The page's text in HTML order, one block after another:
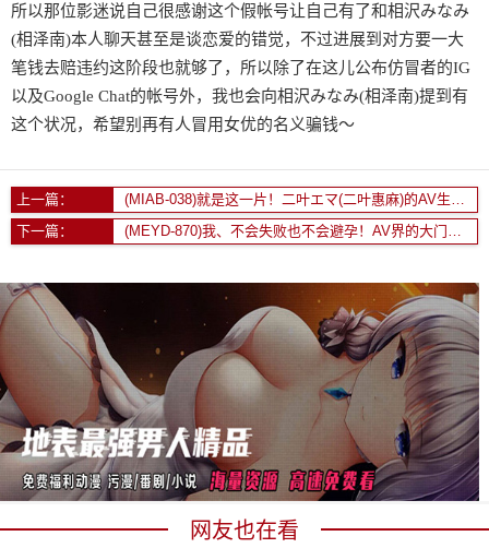
所以那位影迷说自己很感谢这个假帐号让自己有了和相沢みなみ
(相泽南)本人聊天甚至是谈恋爱的错觉，不过进展到对方要一大
笔钱去赔违约这阶段也就够了，所以除了在这儿公布仿冒者的IG
以及Google Chat的帐号外，我也会向相沢みなみ(相泽南)提到有
这个状况，希望别再有人冒用女优的名义骗钱～
上一篇：
下一篇：
网友也在看